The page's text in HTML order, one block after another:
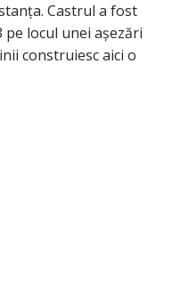
Castrul a fost
locul unei așezări
construiesc aici o